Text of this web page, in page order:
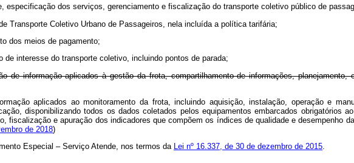
especificação dos serviços, gerenciamento e fiscalização do transporte coletivo público de
Transporte Coletivo Urbano de Passageiros, nela incluída a política tarifária;
dos meios de pagamento;
de interesse do transporte coletivo, incluindo pontos de parada;
de informação aplicados à gestão da frota, compartilhamento de informações,
aplicados ao monitoramento da frota, incluindo aquisição, instalação, operação e
disponibilizando todos os dados coletados pelos equipamentos embarcados
fiscalização e apuração dos indicadores que compõem os índices de qualidade e desempenho
de 2018)
Especial – Serviço Atende, nos termos da Lei nº 16.337, de 30 de dezembro de 2015.